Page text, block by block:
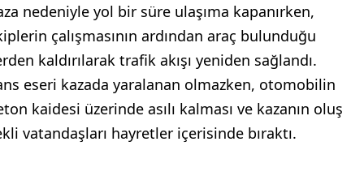
nedeniyle yol bir süre ulaşıma kapanırken,
çalışmasının ardından araç bulunduğu
kaldırılarak trafik akışı yeniden sağlandı.
eseri kazada yaralanan olmazken, otomobilin
kaidesi üzerinde asılı kalması ve kazanın oluş
vatandaşları hayretler içerisinde bıraktı.